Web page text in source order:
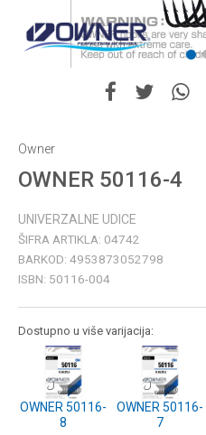
1
Owner
OWNER 50116-4
UNIVERZALNE UDICE
ŠIFRA ARTIKLA: 04742
BARKOD: 4953873052798
ISBN: 50116-004
Dostupno u više varijacija:
OWNER 50116-
8
OWNER 50116-
7